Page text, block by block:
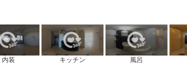
内装 キッチン 風呂